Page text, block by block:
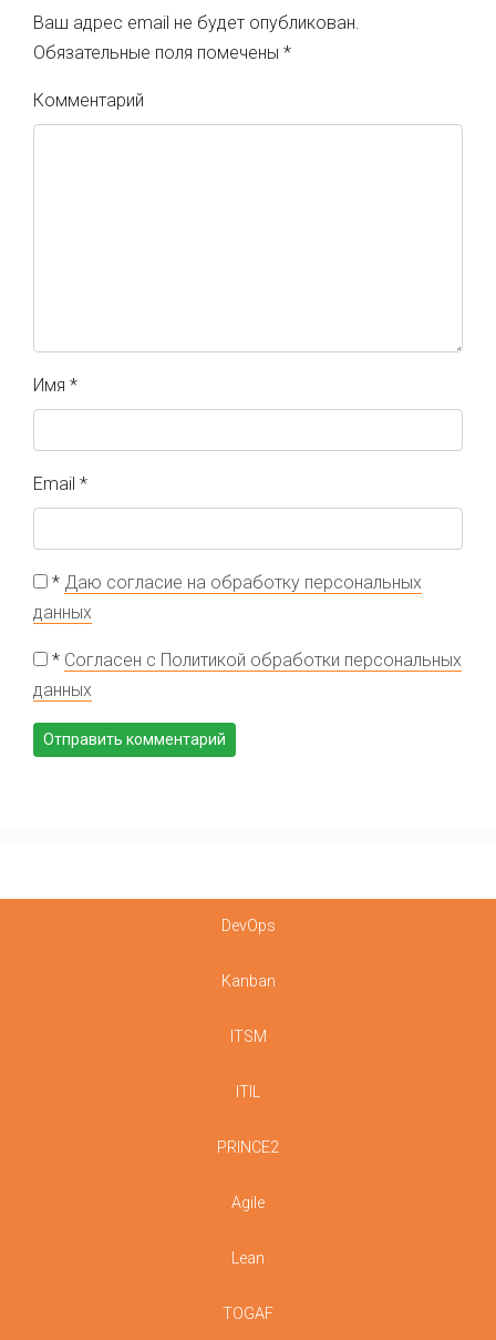
Ваш адрес email не будет опубликован.
Обязательные поля помечены *
Комментарий
Имя *
Email *
* Даю согласие на обработку персональных
данных
* Согласен с Политикой обработки персональных
данных
DevOps
Kanban
ITSM
ITIL
PRINCE2
Agile
Lean
TOGAF